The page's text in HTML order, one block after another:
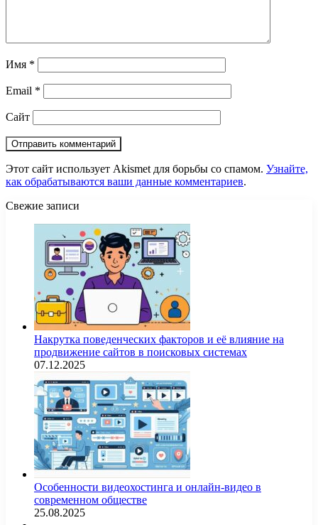
Имя *
Email *
Сайт
Этот сайт использует Akismet для борьбы со спамом. Узнайте,
как обрабатываются ваши данные комментариев.
Свежие записи
Накрутка поведенческих факторов и её влияние на
продвижение сайтов в поисковых системах
07.12.2025
Особенности видеохостинга и онлайн-видео в
современном обществе
25.08.2025